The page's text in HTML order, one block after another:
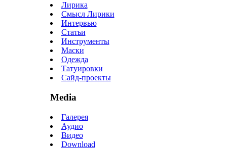
Лирика
Смысл Лирики
Интервью
Статьи
Инструменты
Маски
Одежда
Татуировки
Сайд-проекты
Media
Галерея
Аудио
Видео
Download